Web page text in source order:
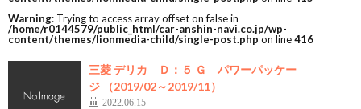
Warning: Trying to access array offset on false in
/home/r0144579/public_html/car-anshin-navi.co.jp/wp-
content/themes/lionmedia-child/single-post.php on line416
三菱 デリカ Ｄ：５ Ｇ パワーパッケー
ジ （2019/02～2019/11）
2022.06.15